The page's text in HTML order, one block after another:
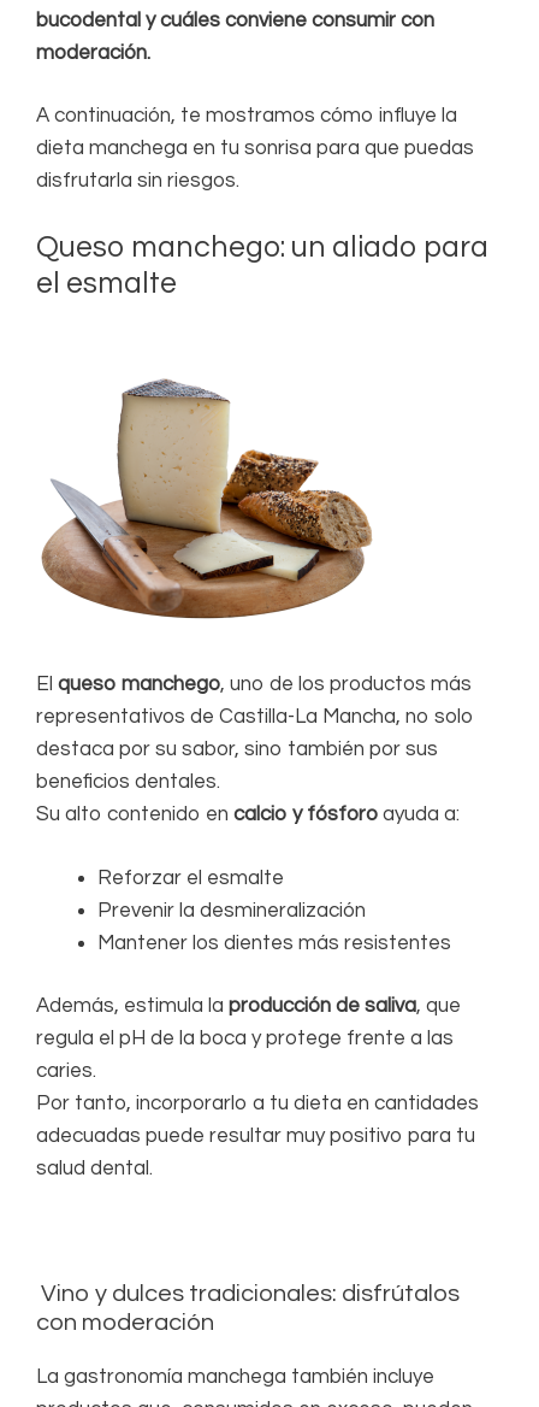
bucodental y cuáles conviene consumir con
moderación.
A continuación, te mostramos cómo influye la
dieta manchega en tu sonrisa para que puedas
disfrutarla sin riesgos.
Queso manchego: un aliado para
el esmalte
El queso manchego, uno de los productos más
representativos de Castilla-La Mancha, no solo
destaca por su sabor, sino también por sus
beneficios dentales.
Su alto contenido en calcio y fósforo ayuda a:
Reforzar el esmalte
Prevenir la desmineralización
Mantener los dientes más resistentes
Además, estimula la producción de saliva, que
regula el pH de la boca y protege frente a las
caries.
Por tanto, incorporarlo a tu dieta en cantidades
adecuadas puede resultar muy positivo para tu
salud dental.
Vino y dulces tradicionales: disfrútalos
con moderación
La gastronomía manchega también incluye